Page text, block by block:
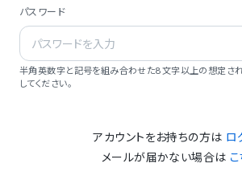
パスワード
半角英数字と記号を組み合わせた8文字以上の想定され
してください。
アカウントをお持ちの方は ロ
メールが届かない場合は